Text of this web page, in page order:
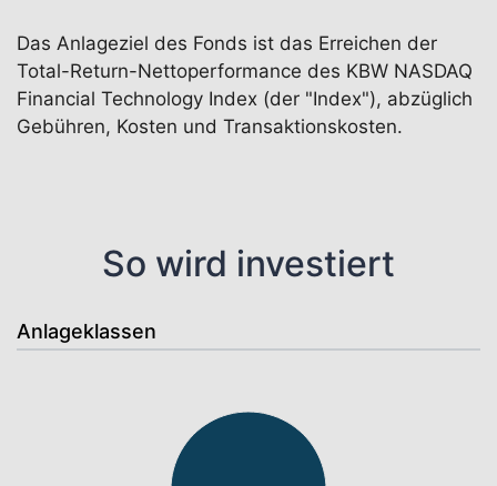
Das Anlageziel des Fonds ist das Erreichen der
Total-Return-Nettoperformance des KBW NASDAQ
Financial Technology Index (der "Index"), abzüglich
Gebühren, Kosten und Transaktionskosten.
So wird investiert
Anlageklassen